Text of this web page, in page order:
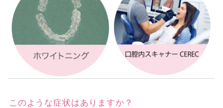
このような症状はありますか？